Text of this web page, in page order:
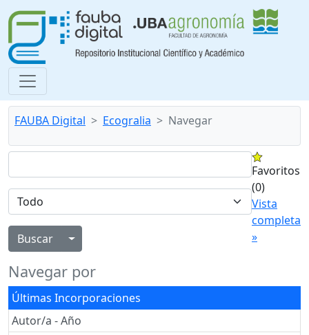
FAUBA Digital Ecogralia Navegar
Alternar menú desplegable
Favoritos
(0)
Vista
completa
»
Navegar por
Últimas Incorporaciones
Autor/a - Año